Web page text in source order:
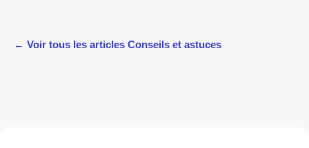
← Voir tous les articles Conseils et astuces